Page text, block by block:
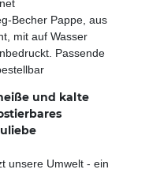
Becher Pappe, aus
mit auf Wasser
Passende
und kalte
unsere Umwelt - ein